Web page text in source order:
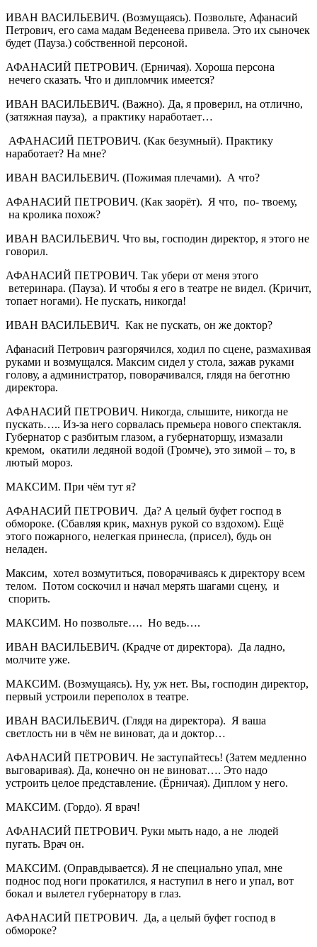
ИВАН ВАСИЛЬЕВИЧ. (Возмущаясь). Позвольте, Афанасий
Петрович, его сама мадам Веденеева привела. Это их сыночек
будет (Пауза.) собственной персоной.
АФАНАСИЙ ПЕТРОВИЧ. (Ерничая). Хороша персона
нечего сказать. Что и дипломчик имеется?
ИВАН ВАСИЛЬЕВИЧ. (Важно). Да, я проверил, на отлично,
(затяжная пауза), а практику наработает…
АФАНАСИЙ ПЕТРОВИЧ. (Как безумный). Практику
наработает? На мне?
ИВАН ВАСИЛЬЕВИЧ. (Пожимая плечами). А что?
АФАНАСИЙ ПЕТРОВИЧ. (Как заорёт). Я что, по- твоему,
на кролика похож?
ИВАН ВАСИЛЬЕВИЧ. Что вы, господин директор, я этого не
говорил.
АФАНАСИЙ ПЕТРОВИЧ. Так убери от меня этого
ветеринара. (Пауза). И чтобы я его в театре не видел. (Кричит,
топает ногами). Не пускать, никогда!
ИВАН ВАСИЛЬЕВИЧ. Как не пускать, он же доктор?
Афанасий Петрович разгорячился, ходил по сцене, размахивая
руками и возмущался. Максим сидел у стола, зажав руками
голову, а администратор, поворачивался, глядя на беготню
директора.
АФАНАСИЙ ПЕТРОВИЧ. Никогда, слышите, никогда не
пускать….. Из-за него сорвалась премьера нового спектакля.
Губернатор с разбитым глазом, а губернаторшу, измазали
кремом, окатили ледяной водой (Громче), это зимой – то, в
лютый мороз.
МАКСИМ. При чём тут я?
АФАНАСИЙ ПЕТРОВИЧ. Да? А целый буфет господ в
обмороке. (Сбавляя крик, махнув рукой со вздохом). Ещё
этого пожарного, нелегкая принесла, (присел), будь он
неладен.
Максим, хотел возмутиться, поворачиваясь к директору всем
телом. Потом соскочил и начал мерять шагами сцену, и
спорить.
МАКСИМ. Но позвольте…. Но ведь….
ИВАН ВАСИЛЬЕВИЧ. (Крадче от директора). Да ладно,
молчите уже.
МАКСИМ. (Возмущаясь). Ну, уж нет. Вы, господин директор,
первый устроили переполох в театре.
ИВАН ВАСИЛЬЕВИЧ. (Глядя на директора). Я ваша
светлость ни в чём не виноват, да и доктор…
АФАНАСИЙ ПЕТРОВИЧ. Не заступайтесь! (Затем медленно
выговаривая). Да, конечно он не виноват…. Это надо
устроить целое представление. (Ёрничая). Диплом у него.
МАКСИМ. (Гордо). Я врач!
АФАНАСИЙ ПЕТРОВИЧ. Руки мыть надо, а не людей
пугать. Врач он.
МАКСИМ. (Оправдывается). Я не специально упал, мне
поднос под ноги прокатился, я наступил в него и упал, вот
бокал и вылетел губернатору в глаз.
АФАНАСИЙ ПЕТРОВИЧ. Да, а целый буфет господ в
обмороке?